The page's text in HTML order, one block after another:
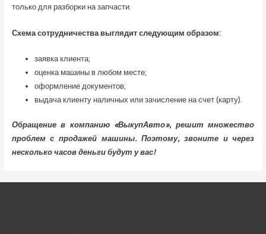
только для разборки на запчасти.
Схема сотрудничества выглядит следующим образом:
заявка клиента;
оценка машины в любом месте;
оформление документов;
выдача клиенту наличных или зачисление на счет (карту).
Обращение в компанию «ВыкупАвто», решит множество
проблем с продажей машины. Поэтому, звоните и через
несколько часов деньги будут у вас!